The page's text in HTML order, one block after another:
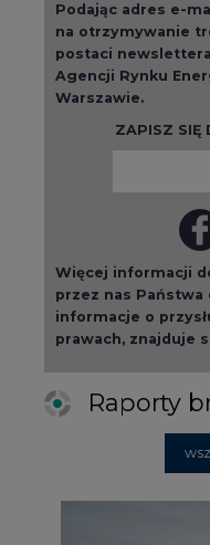
Podając adres e-
na otrzymywanie
postaci
Agencji Rynku
Warszawie.
ZAPISZ SIĘ
Więcej informacji
przez nas
informacje o
prawach, znajduje
Raporty